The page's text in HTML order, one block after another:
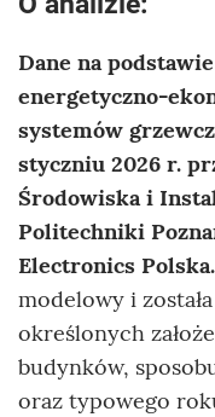
Dane na
energetyczno-
systemów
styczniu 2026 r.
Środowiska i
Politechniki
Electronics Polska.
modelowy i
określonych
budynków,
oraz typowego